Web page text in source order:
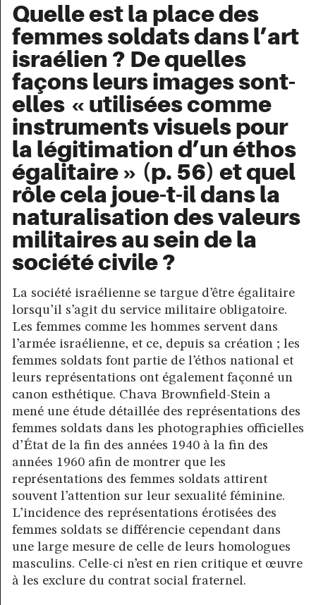
Quelle est la place des
femmes soldats dans l’art
israélien ? De quelles
façons leurs images sont-
elles « utilisées comme
instruments visuels pour
la légitimation d’un éthos
égalitaire » (p. 56) et quel
rôle cela joue-t-il dans la
naturalisation des valeurs
militaires au sein de la
société civile ?
La société israélienne se targue d’être égalitaire
lorsqu’il s’agit du service militaire obligatoire.
Les femmes comme les hommes servent dans
l’armée israélienne, et ce, depuis sa création ; les
femmes soldats font partie de l’éthos national et
leurs représentations ont également façonné un
canon esthétique. Chava Brownfield-Stein a
mené une étude détaillée des représentations des
femmes soldats dans les photographies officielles
d’État de la fin des années 1940 à la fin des
années 1960 afin de montrer que les
représentations des femmes soldats attirent
souvent l’attention sur leur sexualité féminine.
L’incidence des représentations érotisées des
femmes soldats se différencie cependant dans
une large mesure de celle de leurs homologues
masculins. Celle-ci n’est en rien critique et œuvre
à les exclure du contrat social fraternel.